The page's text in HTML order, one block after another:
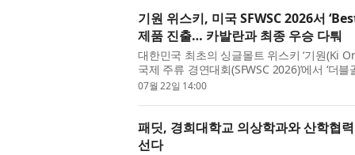
기원 위스키, 미국 SFWSC 2026서
제품 진출… 카발란과 최종 우승 다퉈
대한민국 최초의 싱글몰트 위스키 ‘기원(Ki
국제 주류 경연대회(SFWSC 2026)’에서 ‘더
리 최종 결선(Best of Class Finali...
07월 22일 14:00
패딧, 경희대학교 의상학과와 산학협
선다